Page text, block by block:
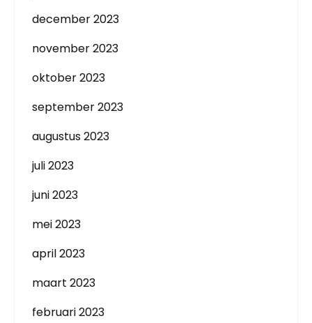
december 2023
november 2023
oktober 2023
september 2023
augustus 2023
juli 2023
juni 2023
mei 2023
april 2023
maart 2023
februari 2023